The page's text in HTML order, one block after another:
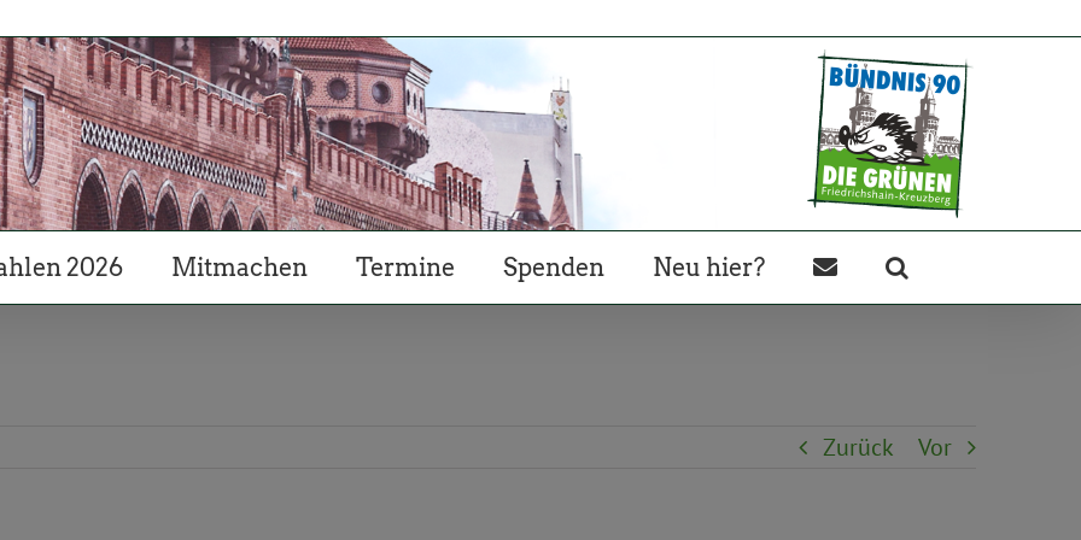
2026 Mitmachen Termine Spenden Neu hier?
Zurück Vor